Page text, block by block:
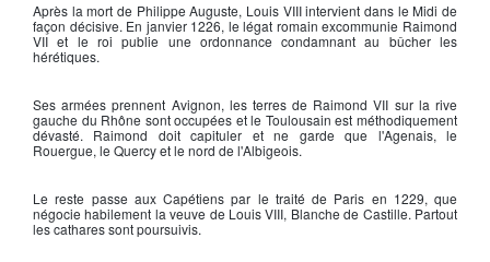
Après la mort de Philippe Auguste, Louis VIIIintervient dans le Midi de
façon décisive. En janvier 1226, le légat romain excommunie Raimond
VII et le roi publie une ordonnance condamnant au bûcher les
hérétiques.
Ses armées prennent Avignon, les terres de Raimond VII sur la rive
gauche du Rhône sont occupées et le Toulousain est méthodiquement
dévasté. Raimond doit capituler et ne garde que l'Agenais, le
Rouergue, le Quercy et le nord de l'Albigeois.
Le reste passe aux Capétiens par le traité de Paris en 1229, que
négocie habilement la veuve de Louis VIII, Blanche de Castille. Partout
lescatharessont poursuivis.